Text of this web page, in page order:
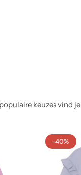
keuzes vind
-40%